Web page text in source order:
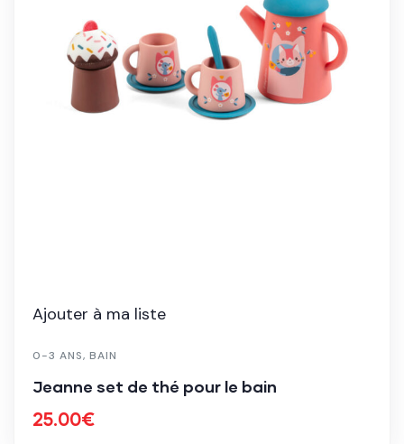
Ajouter à ma liste
0-3 ANS, BAIN
Jeanne set de thé pour le bain
25.00€